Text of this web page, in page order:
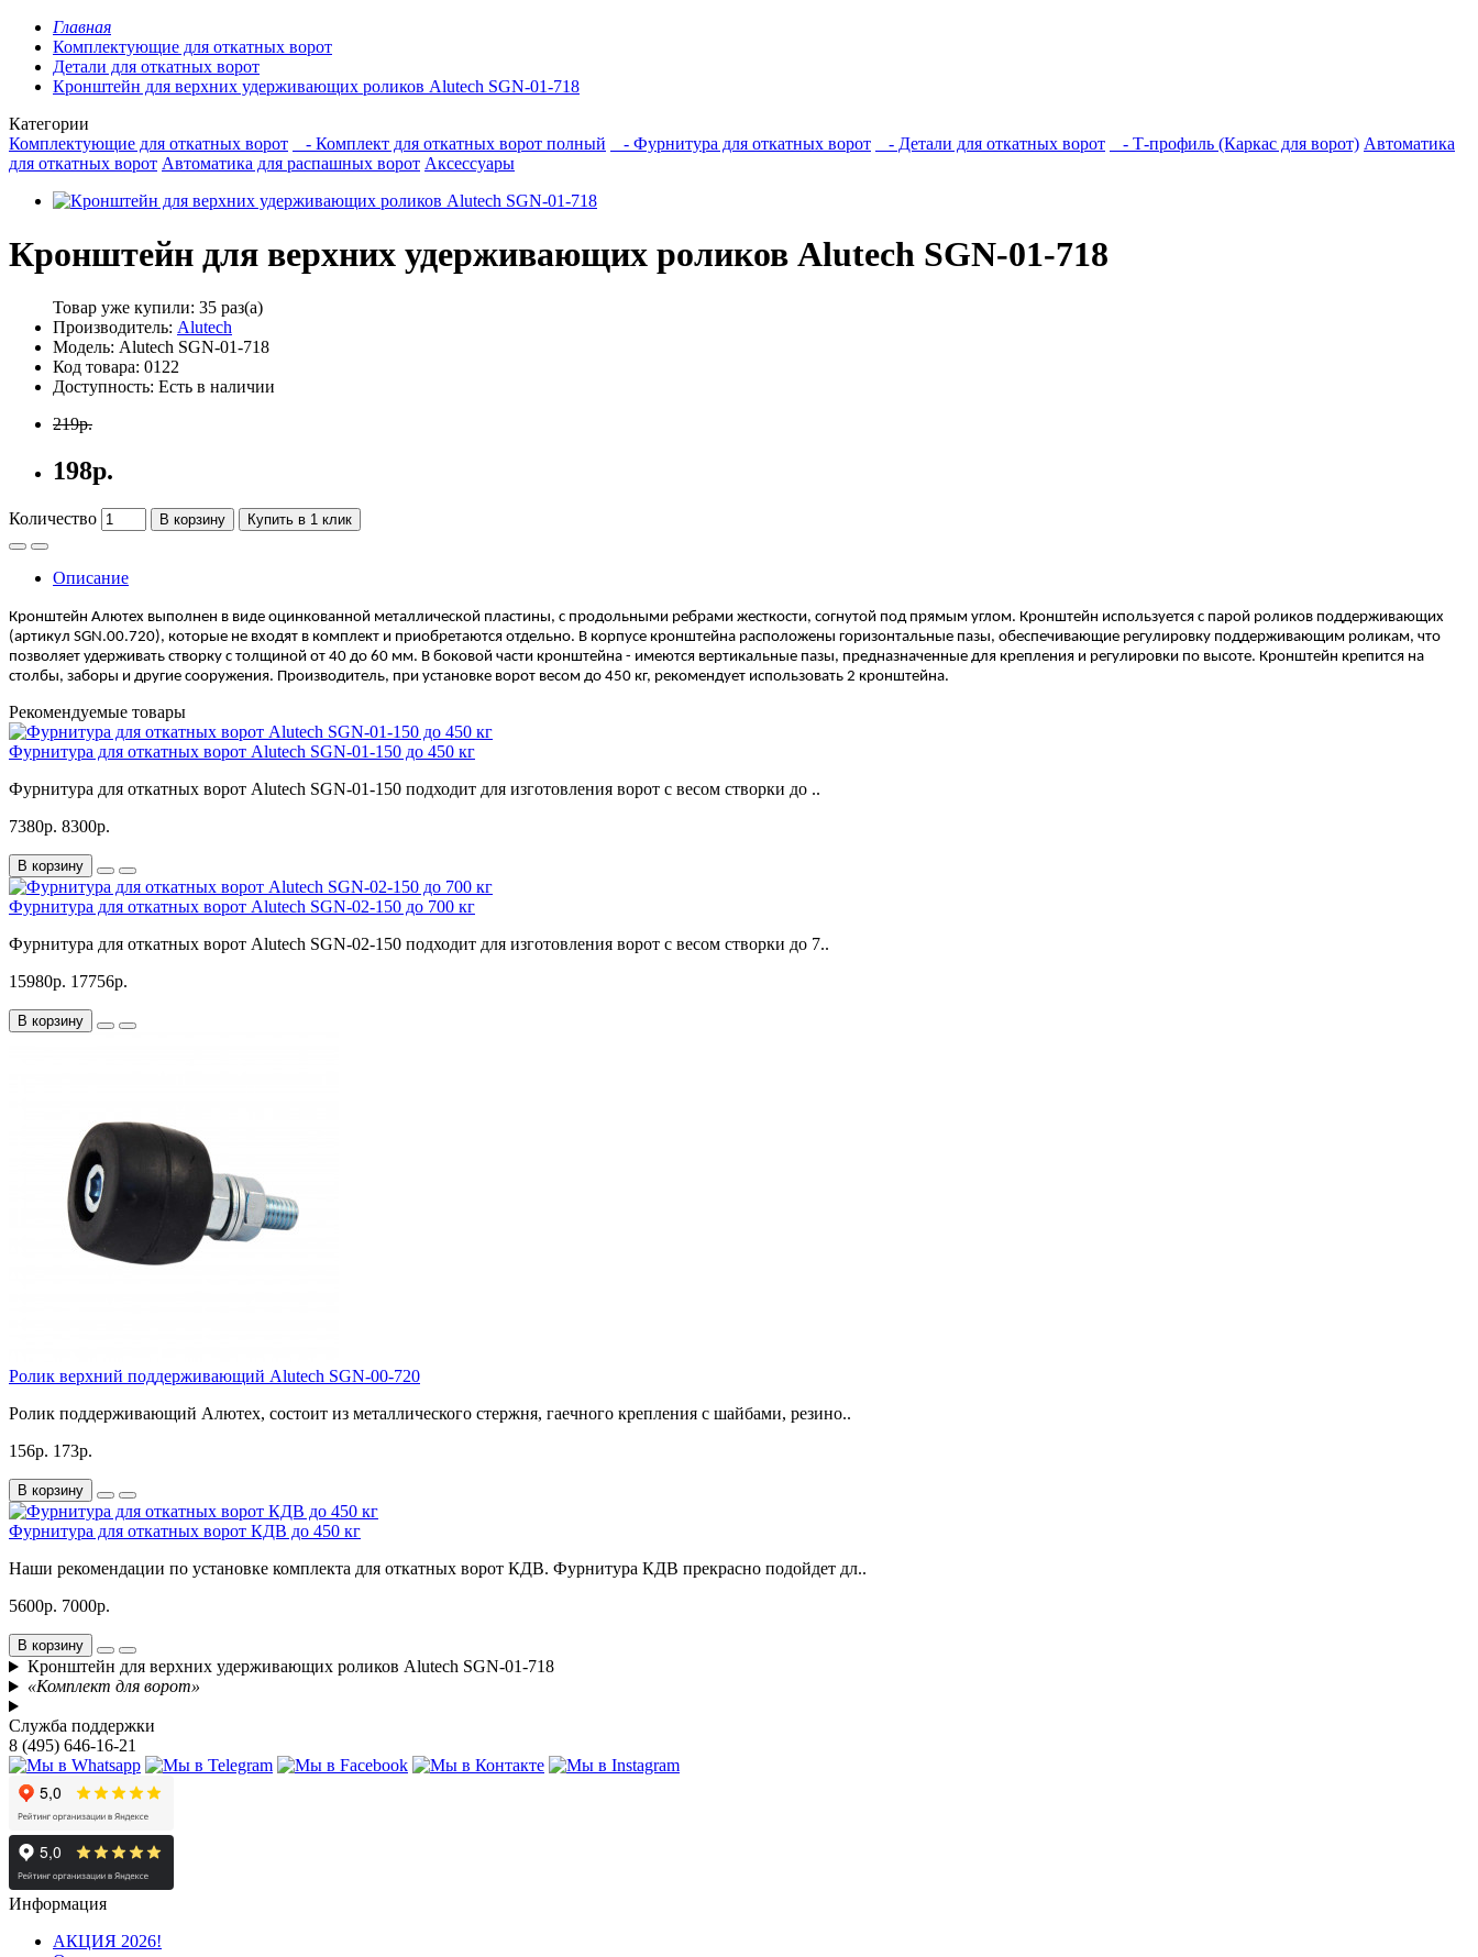
Главная
Комплектующие для откатных ворот
Детали для откатных ворот
Кронштейн для верхних удерживающих роликов Alutech SGN-01-718
Категории
Комплектующие для откатных ворот
- Комплект для откатных ворот полный - Фурнитура для откатных ворот - Детали для откатных ворот - Т-профиль (Каркас для ворот) Автоматика
для откатных ворот Автоматика для распашных ворот Аксессуары
Кронштейн для верхних удерживающих роликов Alutech SGN-01-718
Товар уже купили: 35 раз(а)
Производитель: Alutech
Модель: Alutech SGN-01-718
Код товара: 0122
Доступность: Есть в наличии
219р.
198р.
Количество В корзину Купить в 1 клик
Описание
Кронштейн Алютех выполнен в виде оцинкованной металлической пластины, с продольными ребрами жесткости, согнутой под прямым углом. Кронштейн используется с парой роликов поддерживающих
(артикул SGN.00.720), которые не входят в комплект и приобретаются отдельно. В корпусе кронштейна расположены горизонтальные пазы, обеспечивающие регулировку поддерживающим роликам, что
позволяет удерживать створку с толщиной от 40 до 60 мм. В боковой части кронштейна - имеются вертикальные пазы, предназначенные для крепления и регулировки по высоте. Кронштейн крепится на
столбы, заборы и другие сооружения. Производитель, при установке ворот весом до 450 кг, рекомендует использовать 2 кронштейна.
Рекомендуемые товары
Фурнитура для откатных ворот Alutech SGN-01-150 до 450 кг
Фурнитура для откатных ворот Alutech SGN-01-150 подходит для изготовления ворот с весом створки до ..
7380р. 8300р.
В корзину
Фурнитура для откатных ворот Alutech SGN-02-150 до 700 кг
Фурнитура для откатных ворот Alutech SGN-02-150 подходит для изготовления ворот с весом створки до 7..
15980р. 17756р.
В корзину
Ролик верхний поддерживающий Alutech SGN-00-720
Ролик поддерживающий Алютех, состоит из металлического стержня, гаечного крепления с шайбами, резино..
156р. 173р.
В корзину
Фурнитура для откатных ворот КДВ до 450 кг
Наши рекомендации по установке комплекта для откатных ворот КДВ. Фурнитура КДВ прекрасно подойдет дл..
5600р. 7000р.
В корзину
Кронштейн для верхних удерживающих роликов Alutech SGN-01-718
«Комплект для ворот»
Служба поддержки
8 (495) 646-16-21
Информация
АКЦИЯ 2026!